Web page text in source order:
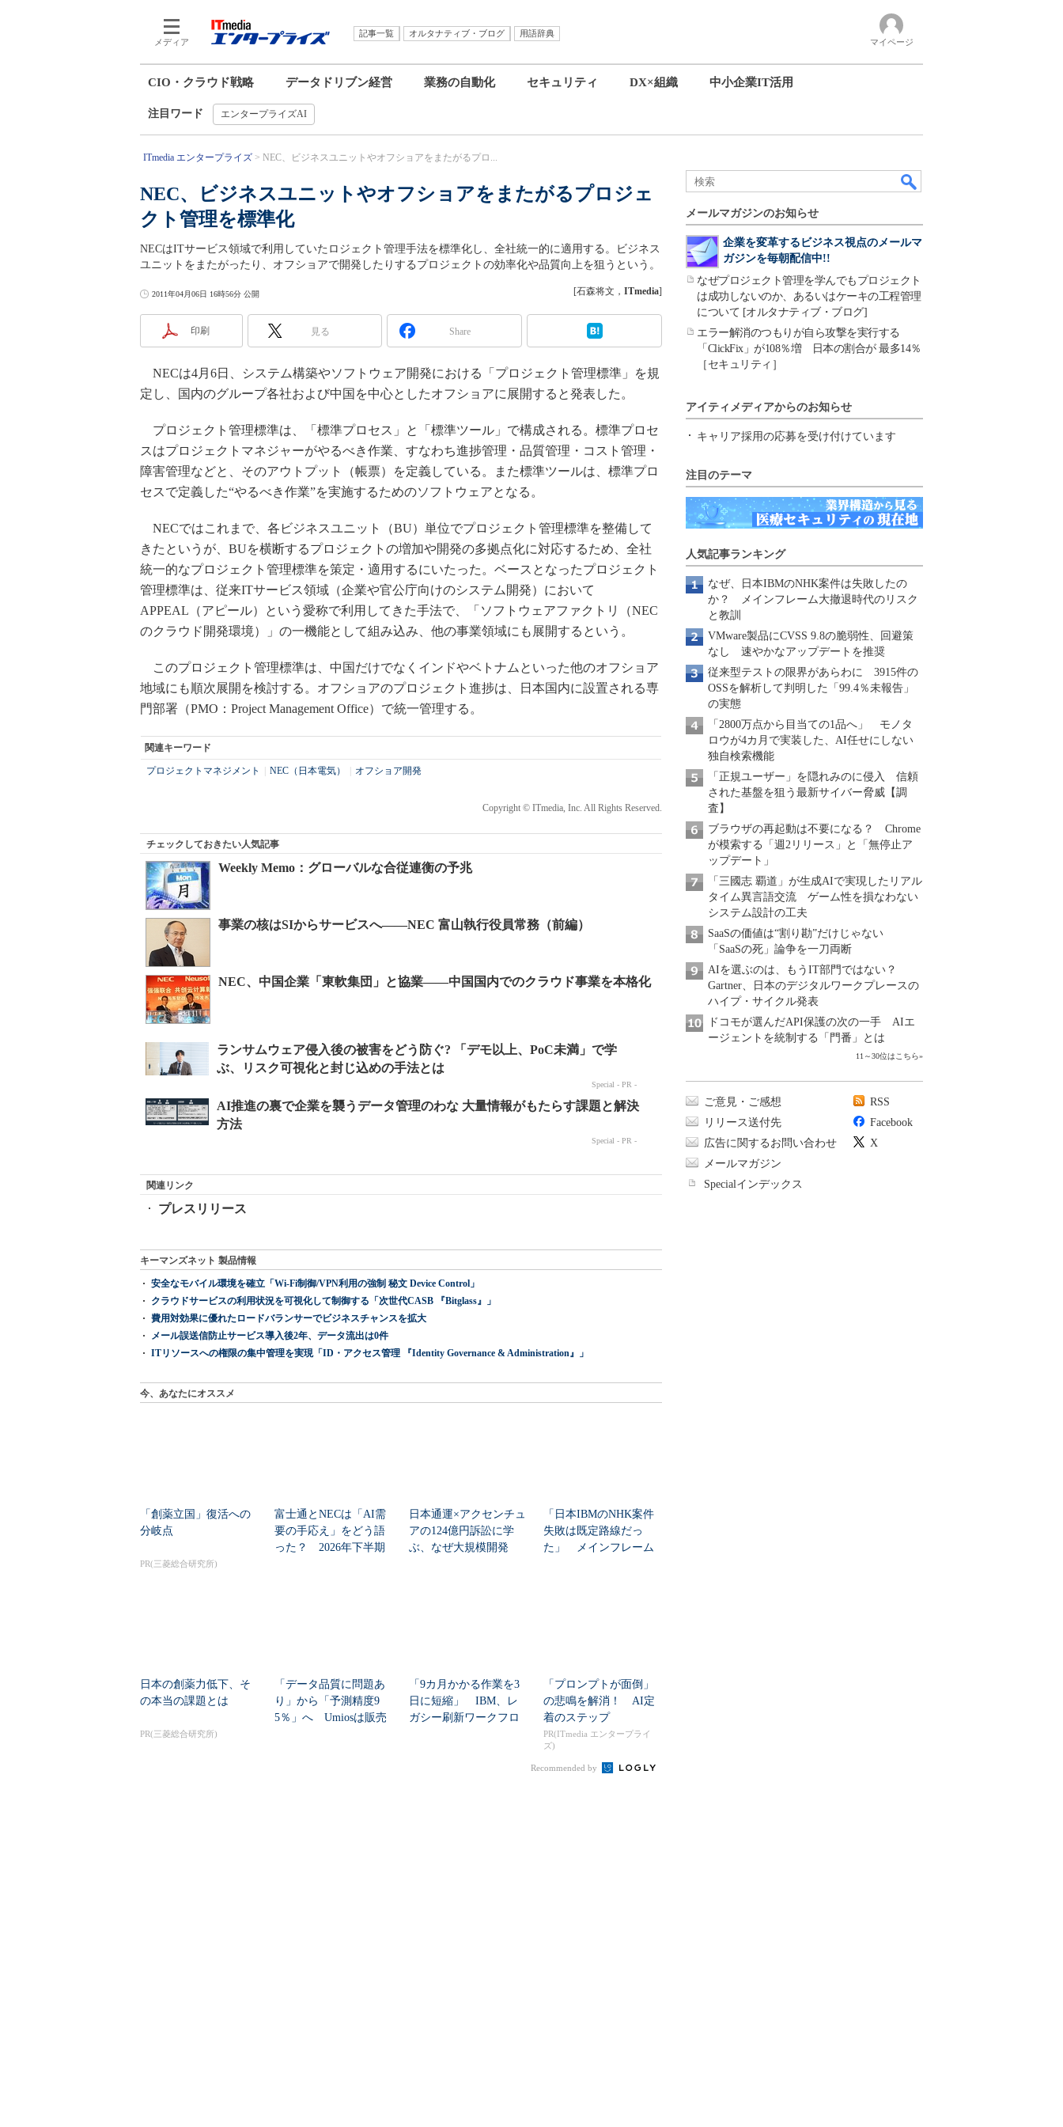
メディア
記事一覧 オルタナティブ・ブログ
用語辞典
マイページ
CIO・クラウド戦略 データドリブン経営 業務の自動化 セキュリティ DX×組織 中小企業IT活用
注目ワード エンタープライズAI
ITmedia エンタープライズ NEC、ビジネスユニットやオフショアをまたがるプロ...
NEC、ビジネスユニットやオフショアをまたがるプロジェ
クト管理を標準化
NECはITサービス領域で利用していたロジェクト管理手法を標準化し、全社統一的に適用する。ビジネス
ユニットをまたがったり、オフショアで開発したりするプロジェクトの効率化や品質向上を狙うという。
2011年04月06日 16時56分 公開 [石森将文， ITmedia]
印刷 見る Share
NECは4月6日、システム構築やソフトウェア開発における「プロジェクト管理標準」を規
定し、国内のグループ各社および中国を中心としたオフショアに展開すると発表した。
プロジェクト管理標準は、「標準プロセス」と「標準ツール」で構成される。標準プロセ
スはプロジェクトマネジャーがやるべき作業、すなわち進捗管理・品質管理・コスト管理・
障害管理などと、そのアウトプット（帳票）を定義している。また標準ツールは、標準プロ
セスで定義した“やるべき作業”を実施するためのソフトウェアとなる。
NECではこれまで、各ビジネスユニット（BU）単位でプロジェクト管理標準を整備して
きたというが、BUを横断するプロジェクトの増加や開発の多拠点化に対応するため、全社
統一的なプロジェクト管理標準を策定・適用するにいたった。ベースとなったプロジェクト
管理標準は、従来ITサービス領域（企業や官公庁向けのシステム開発）において
APPEAL（アピール）という愛称で利用してきた手法で、「ソフトウェアファクトリ（NEC
のクラウド開発環境）」の一機能として組み込み、他の事業領域にも展開するという。
このプロジェクト管理標準は、中国だけでなくインドやベトナムといった他のオフショア
地域にも順次展開を検討する。オフショアのプロジェクト進捗は、日本国内に設置される専
門部署（PMO：Project Management Office）で統一管理する。
関連キーワード
プロジェクトマネジメント NEC（日本電気） オフショア開発
Copyright © ITmedia, Inc. All Rights Reserved.
チェックしておきたい人気記事
Weekly Memo：グローバルな合従連衡の予兆
事業の核はSIからサービスへ――NEC 富山執行役員常務（前編）
NEC、中国企業「東軟集団」と協業――中国国内でのクラウド事業を本格化
関連リンク
プレスリリース
キーマンズネット 製品情報
安全なモバイル環境を確立「Wi-Fi制御/VPN利用の強制 秘文 Device Control」
クラウドサービスの利用状況を可視化して制御する「次世代CASB 『Bitglass』」
費用対効果に優れたロードバランサーでビジネスチャンスを拡大
メール誤送信防止サービス導入後2年、データ流出は0件
ITリソースへの権限の集中管理を実現「ID・アクセス管理 『Identity Governance & Administration』」
今、あなたにオススメ
「創薬立国」復活への
分岐点
PR(三菱総合研究所)
富士通とNECは「AI需
要の手応え」をどう語
った？ 2026年下半期
日本通運×アクセンチュ
アの124億円訴訟に学
ぶ、なぜ大規模開発
「日本IBMのNHK案件
失敗は既定路線だっ
た」 メインフレーム
日本の創薬力低下、そ
の本当の課題とは
PR(三菱総合研究所)
「データ品質に問題あ
り」から「予測精度9
5％」へ Umiosは販売
「9カ月かかる作業を3
日に短縮」 IBM、レ
ガシー刷新ワークフロ
「プロンプトが面倒」
の悲鳴を解消！ AI定
着のステップ
PR(ITmedia エンタープライ
ズ)
Recommended by
メールマガジンのお知らせ
企業を変革するビジネス視点のメールマ
ガジンを毎朝配信中!!
なぜプロジェクト管理を学んでもプロジェクト
は成功しないのか、あるいはケーキの工程管理
について [オルタナティブ・ブログ]
エラー解消のつもりが自ら攻撃を実行する
「ClickFix」が108％増 日本の割合が 最多14％
［セキュリティ］
アイティメディアからのお知らせ
キャリア採用の応募を受け付けています
注目のテーマ
人気記事ランキング
なぜ、日本IBMのNHK案件は失敗したの
か？ メインフレーム大撤退時代のリスク
と教訓
VMware製品にCVSS 9.8の脆弱性、回避策
なし 速やかなアップデートを推奨
従来型テストの限界があらわに 3915件の
OSSを解析して判明した「99.4％未報告」
の実態
「2800万点から目当ての1品へ」 モノタ
ロウが4カ月で実装した、AI任せにしない
独自検索機能
「正規ユーザー」を隠れみのに侵入 信頼
された基盤を狙う最新サイバー脅威【調
査】
ブラウザの再起動は不要になる？ Chrome
が模索する「週2リリース」と「無停止ア
ップデート」
「三國志 覇道」が生成AIで実現したリアル
タイム異言語交流 ゲーム性を損なわない
システム設計の工夫
SaaSの価値は“割り勘”だけじゃない
「SaaSの死」論争を一刀両断
AIを選ぶのは、もうIT部門ではない？
Gartner、日本のデジタルワークプレースの
ハイプ・サイクル発表
ドコモが選んだAPI保護の次の一手 AIエ
ージェントを統制する「門番」とは
11～30位はこちら»
ご意見・ご感想
リリース送付先
広告に関するお問い合わせ
メールマガジン
Specialインデックス
RSS
Facebook
X